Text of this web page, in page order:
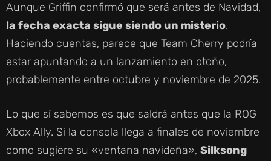
Aunque Griffin confirmó que será antes de Navidad,
la fecha exacta sigue siendo un misterio.
Haciendo cuentas, parece que Team Cherry podría
estar apuntando a un lanzamiento en otoño,
probablemente entre octubre y noviembre de 2025.
Lo que sí sabemos es que saldrá antes que la ROG
Xbox Ally. Si la consola llega a finales de noviembre
como sugiere su «ventana navideña», Silksong